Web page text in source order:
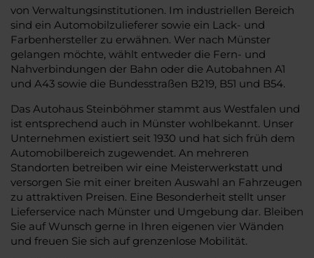
von Verwaltungsinstitutionen. Im industriellen Bereich
sind ein Automobilzulieferer sowie ein Lack- und
Farbenhersteller zu erwähnen. Wer nach Münster
gelangen möchte, wählt entweder die Fern- und
Nahverbindungen der Bahn oder die Autobahnen A1
und A43 sowie die Bundesstraßen B219, B51 und B54.
Das Autohaus Steinböhmer stammt aus Westfalen und
ist entsprechend auch in Münster wohlbekannt. Unser
Unternehmen existiert seit 1930 und hat sich früh dem
Automobilbereich zugewendet. An mehreren
Standorten betreiben wir eine Meisterwerkstatt und
versorgen Sie mit einer breiten Auswahl an Fahrzeugen
zu attraktiven Preisen. Eine Besonderheit stellt unser
Lieferservice nach Münster und Umgebung dar. Bleiben
Sie auf Wunsch gerne in Ihren eigenen vier Wänden
und freuen Sie sich auf grenzenlose Mobilität.